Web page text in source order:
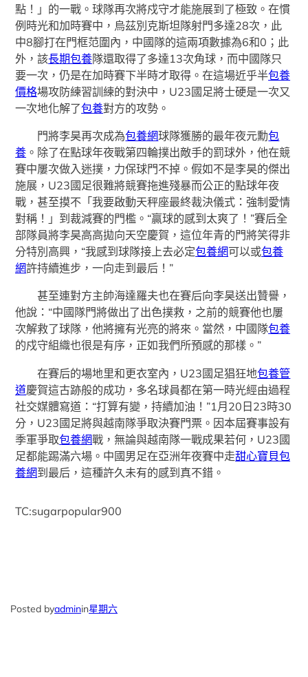
點！」的一戰。球隊再次將戍守才能施展到了極致。在慣
例時光和加時賽中，烏茲別克斯坦隊射門多達28次，此
中8腳打在門框范圍內，中國隊的這兩項數據為6和0；此
外，該長期包養隊還取得了多達13次角球，而中國隊只
要一次，仍是在加時賽下半時才取得。在這場近乎半包養
價格場攻防練習訓練的對決中，U23國足將士硬是一次又
一次地化解了包養對方的攻勢。
門將李昊再次成為包養網球隊獲勝的最年夜元勳包
養 。除了在點球年夜戰第四輪撲出敵手的罰球外，他在競
賽中屢次做入迷撲，力保球門不掉。假如不是李昊的傑出
施展，U23國足很難將競賽拖進殘暴而公正的點球年夜
戰，甚至摸不「我要啟動天秤座最終裁決儀式：強制愛情
對稱！」到裁減賽的門檻。“贏球的感到太爽了！”賽后全
部隊員將李昊高高拋向天空慶賀，這位年青的門將笑得非
分特別高興，“我感到球隊接上去必定包養網可以或包養
網許持續進步，一向走到最后！”
甚至連對方主帥海達羅夫也在賽后向李昊送出贊譽，
他說：“中國隊門將做出了出色撲救，之前的競賽他也屢
次解救了球隊，他將擁有光亮的將來。當然，中國隊包養
的戍守組織也很是有序，正如我們所預感的那樣。”
在賽后的場地里和更衣室內，U23國足猖狂地包養管
道慶賀這古跡般的成功，多名球員都在第一時光經由過程
社交媒體寫道：“打算有變，持續加油！”1月20日23時30
分，U23國足將與越南隊爭取決賽門票。因本屆賽事設有
季軍爭取包養網戰，無論與越南隊一戰成果若何，U23國
足都能踢滿六場。中國男足在亞洲年夜賽中走甜心寶貝包
養網到最后，這種許久未有的感到真不錯。
TC:sugarpopular900
Posted byadminin星期六